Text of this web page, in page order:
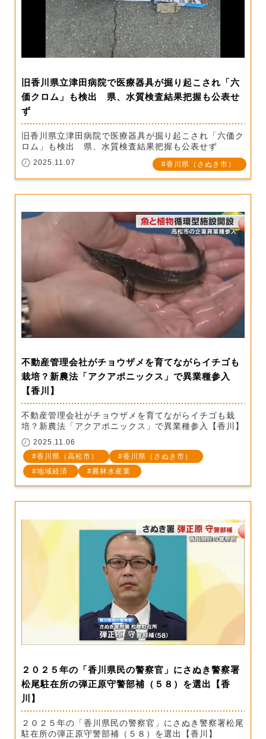
旧香川県立津田病院で医療器具が掘り起こされ「六
価クロム」も検出 県、水質検査結果把握も公表せ
ず
旧香川県立津田病院で医療器具が掘り起こされ「六価ク
ロム」も検出 県、水質検査結果把握も公表せず
2025.11.07 香川県（さぬき市）
不動産管理会社がチョウザメを育てながらイチゴも
栽培？新農法「アクアポニックス」で異業種参入
【香川】
不動産管理会社がチョウザメを育てながらイチゴも栽
培？新農法「アクアポニックス」で異業種参入【香川】
2025.11.06
香川県（高松市）
香川県（さぬき市）
地域経済
農林水産業
２０２５年の「香川県民の警察官」にさぬき警察署
松尾駐在所の弾正原守警部補（５８）を選出【香
川】
２０２５年の「香川県民の警察官」にさぬき警察署松尾
駐在所の弾正原守警部補（５８）を選出【香川】